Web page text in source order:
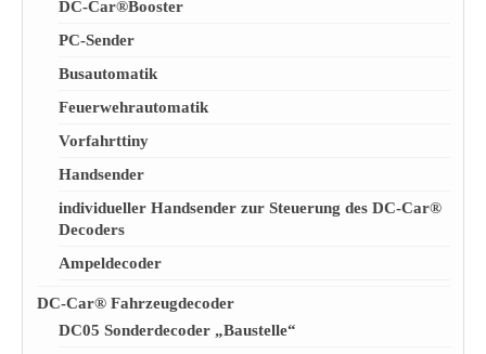
DC-Car®Booster
PC-Sender
Busautomatik
Feuerwehrautomatik
Vorfahrttiny
Handsender
individueller Handsender zur Steuerung des DC-Car®
Decoders
Ampeldecoder
DC-Car® Fahrzeugdecoder
DC05 Sonderdecoder „Baustelle“